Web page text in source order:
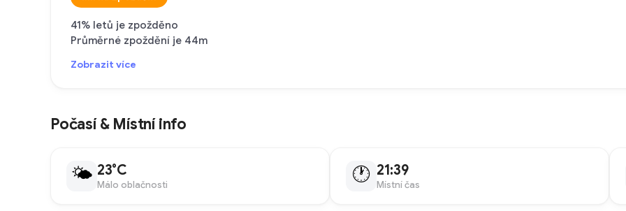
41% letů je zpožděno
Průměrné zpoždění je 44m
Zobrazit více
Počasí & Místní info
🌤 23°C
Málo oblačnosti 🕐 21:39
Místní čas